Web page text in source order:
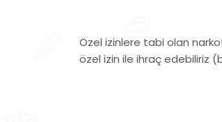
Özel izinlere tabi olan
özel izin ile ihraç edebiliriz